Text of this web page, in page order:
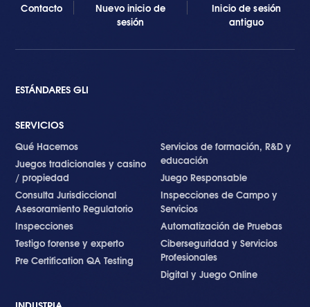
Contacto
Nuevo inicio de
sesión
Inicio de sesión
antiguo
ESTÁNDARES GLI
SERVICIOS
Qué Hacemos
Juegos tradicionales y casino
/ propiedad
Consulta Jurisdiccional
Asesoramiento Regulatorio
Inspecciones
Testigo forense y experto
Pre Certification QA Testing
Servicios de formación, R&D y
educación
Juego Responsable
Inspecciones de Campo y
Servicios
Automatización de Pruebas
Ciberseguridad y Servicios
Profesionales
Digital y Juego Online